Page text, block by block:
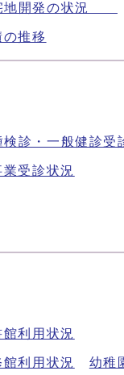
地開発の状況
推移
検診・一般健診受
受診状況
館利用状況
館利用状況 幼稚